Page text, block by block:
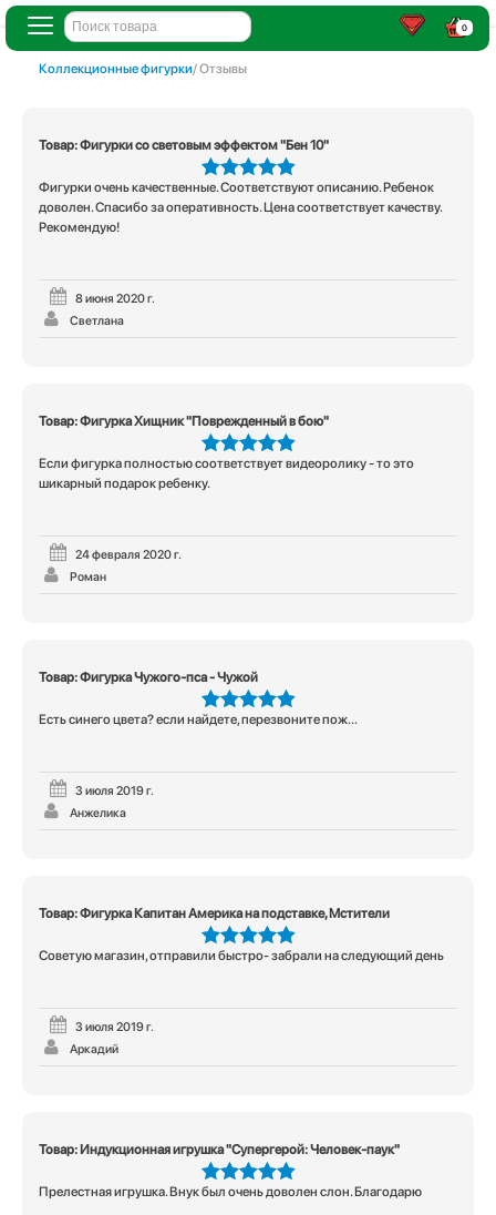
0
Коллекционные фигурки/ Отзывы
Товар: Фигурки со световым эффектом "Бен 10"
5из 5
Фигурки очень качественные. Соответствуют описанию. Ребенок
доволен. Спасибо за оперативность. Цена соответствует качеству.
Рекомендую!
8 июня 2020 г.
Светлана
Товар: Фигурка Хищник "Поврежденный в бою"
5из 5
Если фигурка полностью соответствует видеоролику - то это
шикарный подарок ребенку.
24 февраля 2020 г.
Роман
Товар: Фигурка Чужого-пса - Чужой
5из 5
Есть синего цвета? если найдете, перезвоните пож...
3 июля 2019 г.
Анжелика
Товар: Фигурка Капитан Америка на подставке, Мстители
5из 5
Советую магазин, отправили быстро- забрали на следующий день
3 июля 2019 г.
Аркадий
Товар: Индукционная игрушка "Супергерой: Человек-паук"
5из 5
Прелестная игрушка. Внук был очень доволен слон. Благодарю